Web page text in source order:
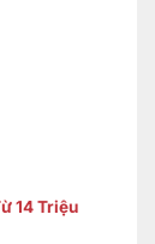
14 Triệu